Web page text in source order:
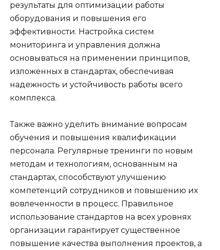
результаты для оптимизации работы
оборудования и повышения его
эффективности. Настройка систем
мониторинга и управления должна
основываться на применении принципов,
изложенных в стандартах, обеспечивая
надежность и устойчивость работы всего
комплекса.
Также важно уделить внимание вопросам
обучения и повышения квалификации
персонала. Регулярные тренинги по новым
методам и технологиям, основанным на
стандартах, способствуют улучшению
компетенций сотрудников и повышению их
вовлеченности в процесс. Правильное
использование стандартов на всех уровнях
организации гарантирует существенное
повышение качества выполнения проектов, а